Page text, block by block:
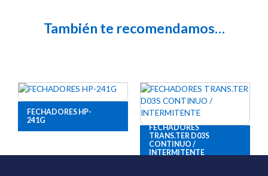
También te recomendamos…
FECHADORES HP-
241G
FECHADORES
TRANS.TER D03S
CONTINUO /
INTERMITENTE